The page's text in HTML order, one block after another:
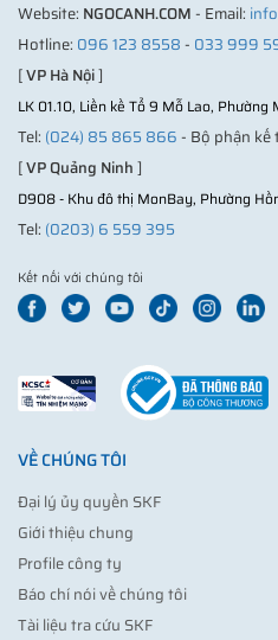
Website: NGOCANH.COM- Email:
Hotline: 096 123 8558- 033 999
[VP Hà Nội]
LK 01.10, Liền kề Tổ 9 Mỗ Lao,
Tel: (024) 85 865 866- Bộ phận kế
[VP Quảng Ninh]
D908 - Khu đô thị MonBay, Phường
Tel: (0203) 6 559 395
Kết nối với chúng tôi
VỀ CHÚNG TÔI
Đại lý ủy quyền SKF
Giới thiệu chung
Profile công ty
Báo chí nói về chúng tôi
Tài liệu tra cứu SKF